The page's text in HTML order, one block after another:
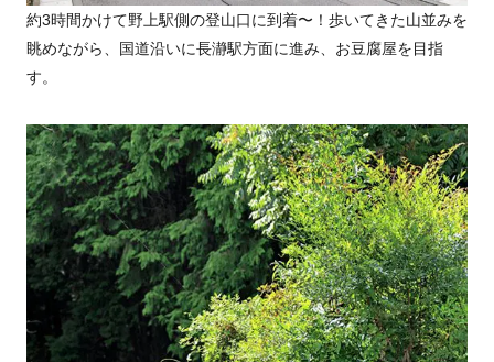
約3時間かけて野上駅側の登山口に到着〜！歩いてきた山並みを
眺めながら、国道沿いに長瀞駅方面に進み、お豆腐屋を目指
す。